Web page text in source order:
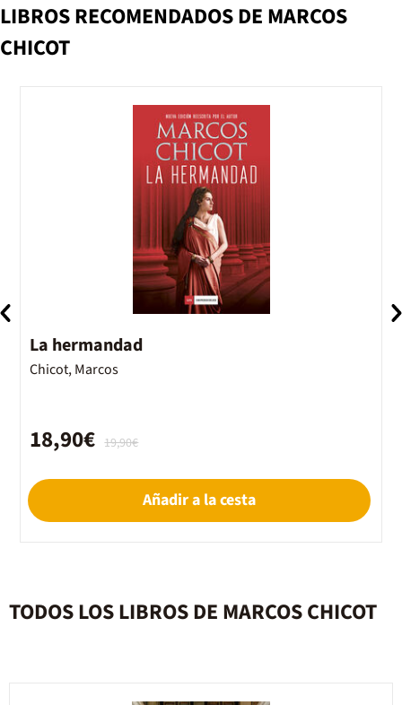
LIBROS RECOMENDADOS DE MARCOS
CHICOT
La hermandad
Chicot, Marcos
19,90€
18,90€
Añadir a la cesta
TODOS LOS LIBROS DE MARCOS CHICOT